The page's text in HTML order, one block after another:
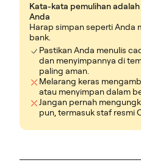
Kata-kata pemulihan
Anda
Harap simpan seperti Anda
bank.
Pastikan Anda menulis
dan menyimpannya di
paling aman.
Melarang keras
atau menyimpan dalam
Jangan pernah
pun, termasuk staf resmi